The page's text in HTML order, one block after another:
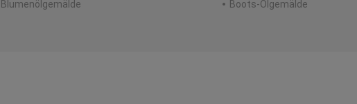
Blumenölgemälde Boots-Ölgemälde